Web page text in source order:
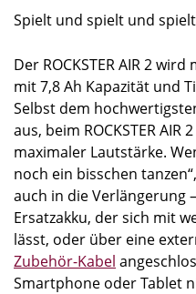
Spielt und spielt und spielt
Der ROCKSTER AIR 2
mit 7,8 Ah Kapazität und
Selbst dem
aus, beim ROCKSTER
maximaler Lautstärke.
noch ein bisschen
auch in die Verlängerung
Ersatzakku, der sich mit
lässt, oder über eine
Zubehör-Kabel
Smartphone oder Tablet